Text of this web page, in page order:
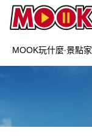
MOOK玩什麼‧景點家